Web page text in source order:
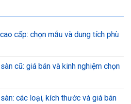
cấp: chọn mẫu và dung tích phù
cũ: giá bán và kinh nghiệm chọn
các loại, kích thước và giá bán